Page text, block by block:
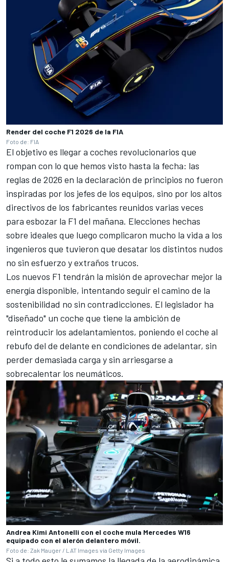
Render del coche F1 2026 de la FIA
Foto de: FIA
El objetivo es llegar a coches revolucionarios que
rompan con lo que hemos visto hasta la fecha: las
reglas de 2026 en la declaración de principios no fueron
inspiradas por los jefes de los equipos, sino por los altos
directivos de los fabricantes reunidos varias veces
para esbozar la F1 del mañana. Elecciones hechas
sobre ideales que luego complicaron mucho la vida a los
ingenieros que tuvieron que desatar los distintos nudos
no sin esfuerzo y extraños trucos.
Los nuevos F1 tendrán la misión de aprovechar mejor la
energía disponible, intentando seguir el camino de la
sostenibilidad no sin contradicciones. El legislador ha
"diseñado" un coche que tiene la ambición de
reintroducir los adelantamientos, poniendo el coche al
rebufo del de delante en condiciones de adelantar, sin
perder demasiada carga y sin arriesgarse a
sobrecalentar los neumáticos.
Andrea Kimi Antonelli con el coche mula Mercedes W16
equipado con el alerón delantero móvil.
Foto de: Zak Mauger / LAT Images vía Getty Images